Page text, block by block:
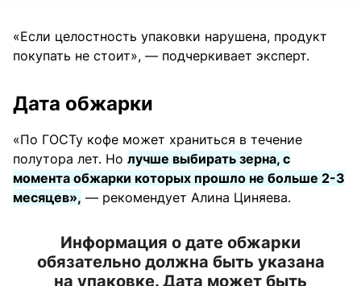
«Если целостность упаковки нарушена, продукт
покупать не стоит», — подчеркивает эксперт.
Дата обжарки
«По ГОСТу кофе может храниться в течение
полутора лет. Но лучше выбирать зерна, с
момента обжарки которых прошло не больше 2-3
месяцев», — рекомендует Алина Циняева.
Информация о дате обжарки
обязательно должна быть указана
на упаковке. Дата может быть